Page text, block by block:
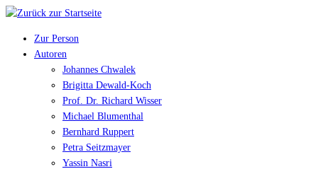
Zur Person
Autoren
Johannes Chwalek
Brigitta Dewald-Koch
Prof. Dr. Richard Wisser
Michael Blumenthal
Bernhard Ruppert
Petra Seitzmayer
Yassin Nasri